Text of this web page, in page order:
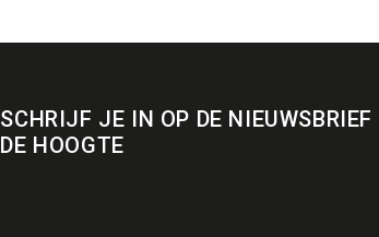
SCHRIJF JE IN OP DE
DE HOOGTE